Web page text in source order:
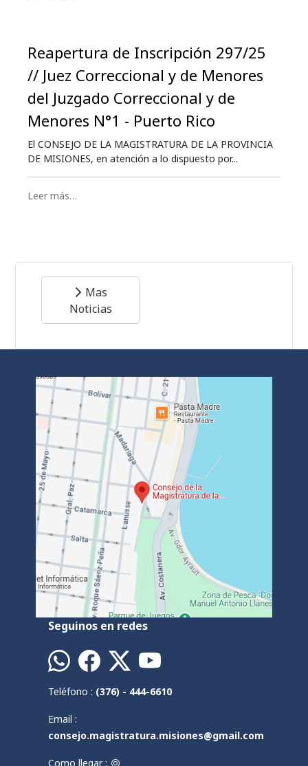
Reapertura de Inscripción 297/25
// Juez Correccional y de Menores
del Juzgado Correccional y de
Menores N°1 - Puerto Rico
El CONSEJO DE LA MAGISTRATURA DE LA PROVINCIA
DE MISIONES, en atención a lo dispuesto por...
Leer más…
Mas
Noticias
Seguinos en redes
Teléfono : (376) - 444-6610
Email :
consejo.magistratura.misiones@gmail.com
Como llegar :